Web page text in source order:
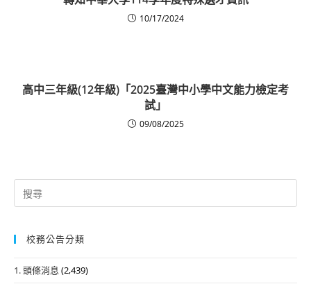
10/17/2024
高中三年級(12年級)「2025臺灣中小學中文能力檢定考
試」
09/08/2025
Search
for:
校務公告分類
1. 頭條消息 (2,439)